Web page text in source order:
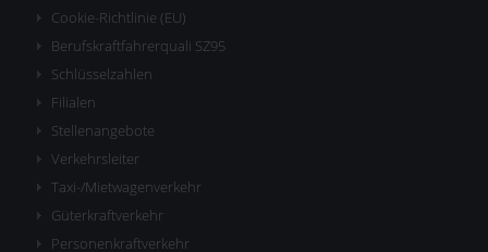
Cookie-Richtlinie (EU)
Berufskraftfahrerquali SZ95
Schlüsselzahlen
Filialen
Stellenangebote
Verkehrsleiter
Taxi-/Mietwagenverkehr
Güterkraftverkehr
Personenkraftverkehr